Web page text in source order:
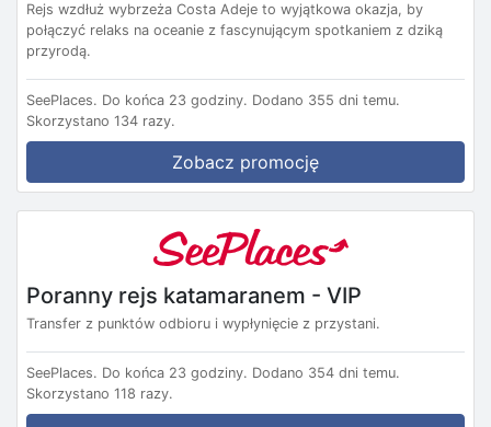
Rejs wzdłuż wybrzeża Costa Adeje to wyjątkowa okazja, by
połączyć relaks na oceanie z fascynującym spotkaniem z dziką
przyrodą.
SeePlaces. Do końca 23 godziny. Dodano 355 dni temu.
Skorzystano 134 razy.
Zobacz promocję
Poranny rejs katamaranem - VIP
Transfer z punktów odbioru i wypłynięcie z przystani.
SeePlaces. Do końca 23 godziny. Dodano 354 dni temu.
Skorzystano 118 razy.